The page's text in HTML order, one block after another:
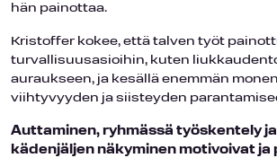
hän painottaa.
Kristoffer kokee, että talven työt
turvallisuusasioihin, kuten
auraukseen, ja kesällä enemmän
viihtyvyyden ja siisteyden
Auttaminen, ryhmässä työskentely
kädenjäljen näkyminen motivoivat